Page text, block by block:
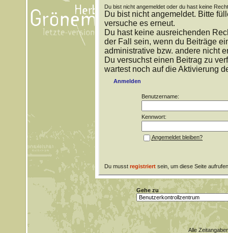
Du bist nicht angemeldet oder du hast keine
Du bist nicht angemeldet. Bitte
versuche es erneut.
Du hast keine ausreichenden
der Fall sein, wenn du Beiträge
administrative bzw. andere nicht
Du versuchst einen Beitrag zu
wartest noch auf die Aktivierung
Anmelden
Benutzername:
Kennwort:
Angemeldet bleiben?
Du musst registriertsein, um diese Seite
Gehe zu
Alle